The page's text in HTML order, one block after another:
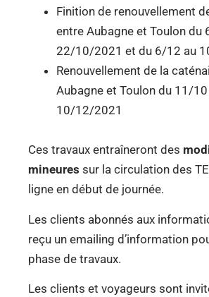
Finition de renouvellement
entre Aubagne et Toulon du
22/10/2021 et du 6/12 au
Renouvellement de la
Aubagne et Toulon du 11/
10/12/2021
Ces travaux entraîneront des
mineures sur la circulation des
ligne en début de journée.
Les clients abonnés aux
reçu un emailing d’information
phase de travaux.
Les clients et voyageurs sont